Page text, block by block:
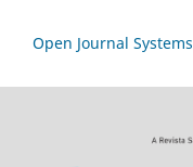
Open Journal Systems